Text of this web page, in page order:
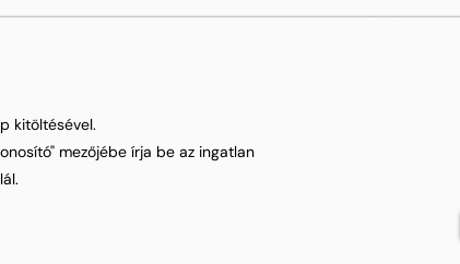
kitöltésével.
mezőjébe írja be az ingatlan